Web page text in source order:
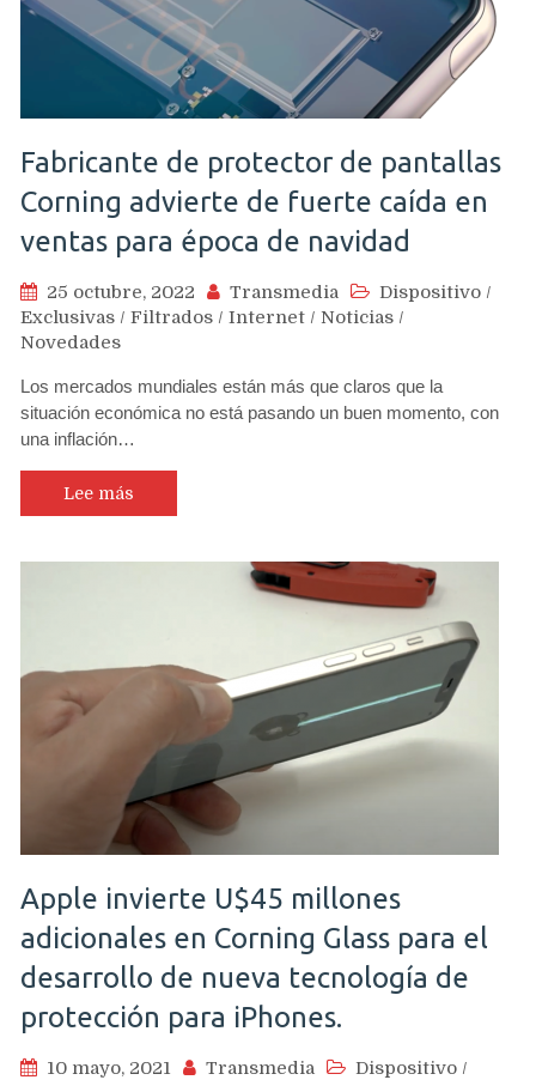
Fabricante de protector de pantallas
Corning advierte de fuerte caída en
ventas para época de navidad
25 octubre, 2022 Transmedia Dispositivo /
Exclusivas / Filtrados / Internet / Noticias /
Novedades
Los mercados mundiales están más que claros que la
situación económica no está pasando un buen momento, con
una inflación…
Lee más
Apple invierte U$45 millones
adicionales en Corning Glass para el
desarrollo de nueva tecnología de
protección para iPhones.
10 mayo, 2021 Transmedia Dispositivo /